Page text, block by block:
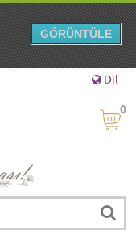
Dil
0
GÖRÜNTÜLE